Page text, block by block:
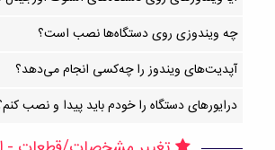
چه ویندوزی روی دستگاه‌ها نصب است؟
آپدیت‌های ویندوز را چه‌کسی انجام می‌دهد؟
درایورهای دستگاه را خودم باید پیدا و نصب